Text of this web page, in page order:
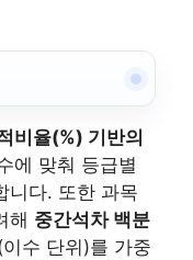
비율(%) 기반의
에 맞춰 등급별
니다. 또한 과목
해 중간석차 백분
수 단위)를 가중